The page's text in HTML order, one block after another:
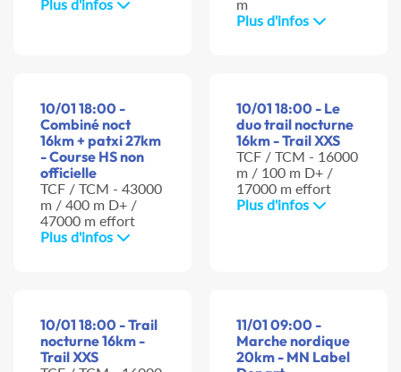
Plus d'infos
m
Plus d'infos
10/01 18:00 -
Combiné noct
16km + patxi 27km
- Course HS non
officielle
TCF / TCM - 43000
m / 400 m D+ /
47000 m effort
Plus d'infos
10/01 18:00 - Le
duo trail nocturne
16km - Trail XXS
TCF / TCM - 16000
m / 100 m D+ /
17000 m effort
Plus d'infos
10/01 18:00 - Trail
nocturne 16km -
Trail XXS
11/01 09:00 -
Marche nordique
20km - MN Label